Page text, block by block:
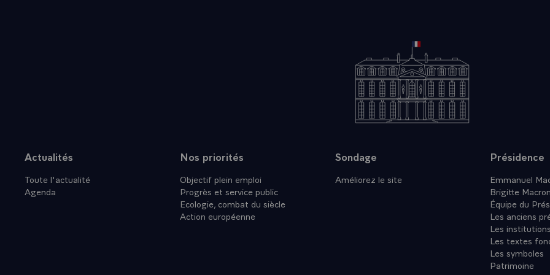
Plan du site
Actualités
Toute l'actualité
Agenda
Nos priorités
Objectif plein emploi
Progrès et service public
Ecologie, combat du siècle
Action européenne
Sondage
Améliorez le site
Présidence
Emmanuel
Brigitte Macron
Équipe du
Les anciens
Les institutions
Les textes
Les symboles
Patrimoine